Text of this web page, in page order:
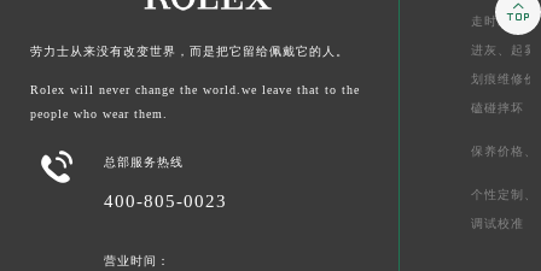
劳力士从来没有改变世界，而是把它留给佩戴它的人。
Rolex will never change the world.we leave that to the
people who wear them.
 总部服务热线
400-805-0023
营业时间：
走时维修价
进灰、 起雾
划痕维修价
磕碰摔坏
保养价格、
个性定制、
调试校准
